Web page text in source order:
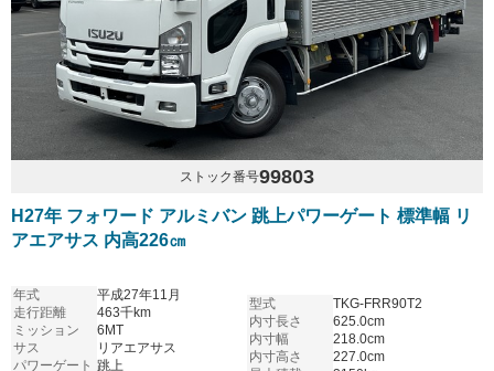
ストック番号99803
H27年 フォワード アルミバン 跳上パワーゲート 標準幅 リ
アエアサス 内高226㎝
年式
平成27年11月
走行距離
463千km
ミッション
6MT
サス
リアエアサス
パワーゲート 跳上
型式
TKG-FRR90T2
内寸長さ
625.0cm
内寸幅
218.0cm
内寸高さ
227.0cm